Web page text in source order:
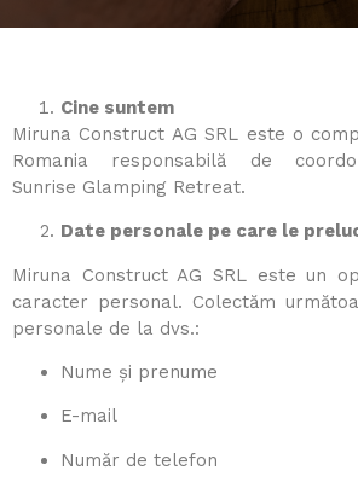
Cine suntem
Miruna Construct AG SRL este o
Romania responsabilă de
Sunrise Glamping Retreat.
Date personale pe care le
Miruna Construct AG SRL este un
caracter personal. Colectăm
personale de la dvs.:
Nume și prenume
E-mail
Număr de telefon